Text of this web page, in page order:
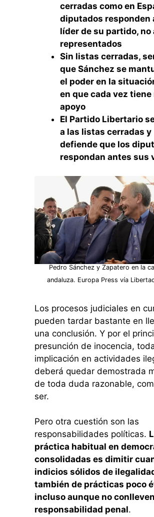
cerradas como en
diputados responden
líder de su partido, no
representados
Sin listas cerradas,
que Sánchez se
el poder en la
en que cada vez tiene
apoyo
El Partido Libertario
a las listas cerradas y
defiende que los
respondan antes sus
Pedro Sánchez y Zapatero en la
andaluza. Europa Press vía
Los procesos judiciales en
pueden tardar bastante en
una conclusión. Y por el
presunción de inocencia,
implicación en actividades
deberá quedar demostrada
de toda duda razonable,
ser.
Pero otra cuestión son las
responsabilidades políticas.
práctica habitual en
consolidadas es dimitir
indicios sólidos de
también de prácticas poco
incluso aunque no conlleven
responsabilidad penal.